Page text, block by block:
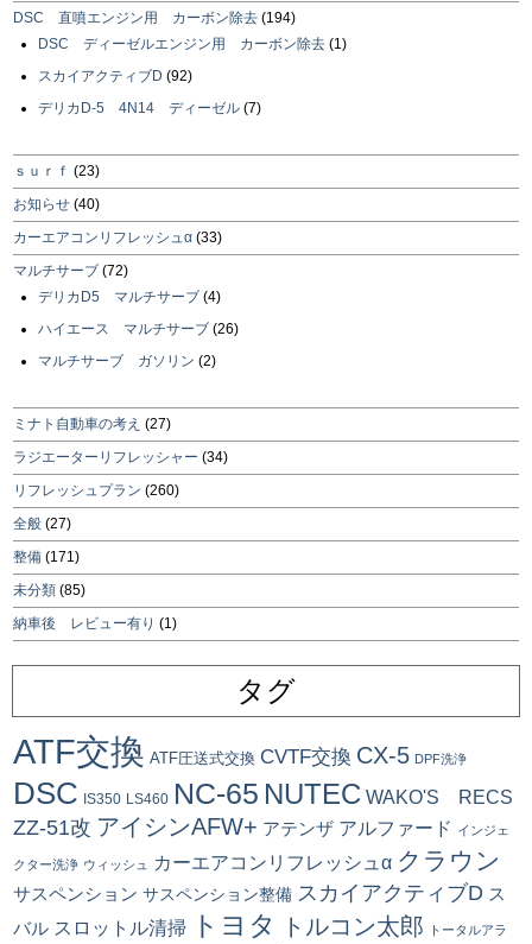
DSC 直噴エンジン用 カーボン除去 (194)
DSC ディーゼルエンジン用 カーボン除去 (1)
スカイアクティブD (92)
デリカD-5 4N14 ディーゼル (7)
ｓｕｒｆ (23)
お知らせ (40)
カーエアコンリフレッシュα (33)
マルチサーブ (72)
デリカD5 マルチサーブ (4)
ハイエース マルチサーブ (26)
マルチサーブ ガソリン (2)
ミナト自動車の考え (27)
ラジエーターリフレッシャー (34)
リフレッシュプラン (260)
全般 (27)
整備 (171)
未分類 (85)
納車後 レビュー有り (1)
タグ
ATF交換 ATF圧送式交換 CVTF交換 CX-5 DPF洗浄
DSC IS350 LS460 NC-65 NUTEC WAKO'S RECS
ZZ-51改 アイシンAFW+ アテンザ アルファード インジェ
クター洗浄 ウィッシュ カーエアコンリフレッシュα クラウン
サスペンション サスペンション整備 スカイアクティブD ス
バル スロットル清掃 トヨタ トルコン太郎 トータルアラ